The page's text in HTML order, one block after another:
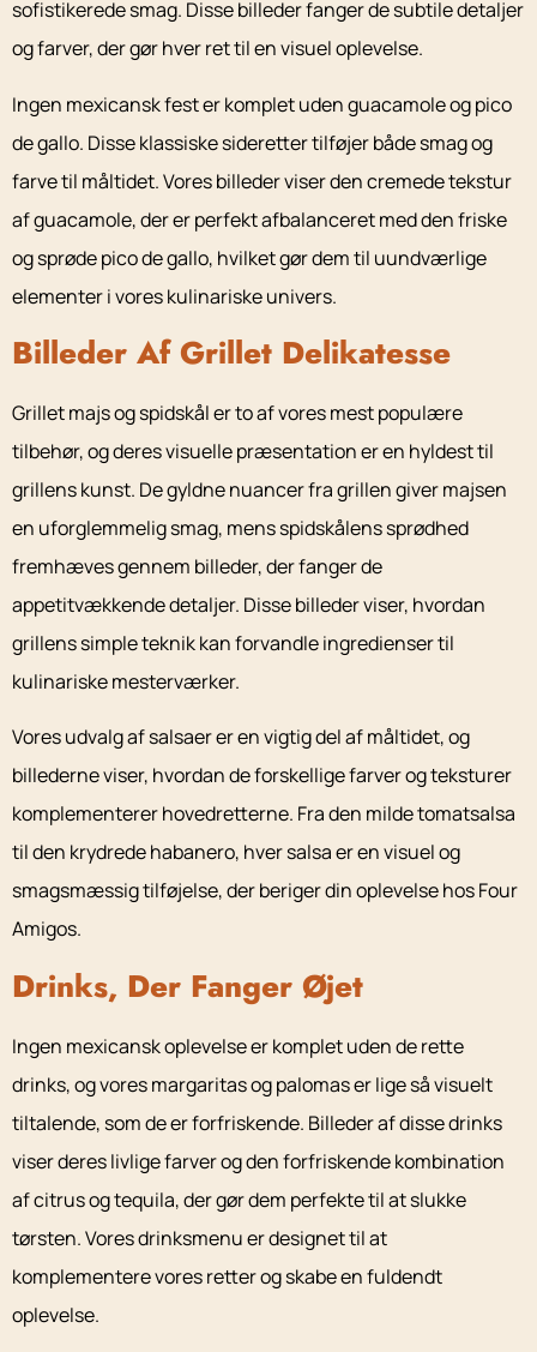
sofistikerede smag. Disse billeder fanger de subtile detaljer
og farver, der gør hver ret til en visuel oplevelse.
Ingen mexicansk fest er komplet uden guacamole og pico
de gallo. Disse klassiske sideretter tilføjer både smag og
farve til måltidet. Vores billeder viser den cremede tekstur
af guacamole, der er perfekt afbalanceret med den friske
og sprøde pico de gallo, hvilket gør dem til uundværlige
elementer i vores kulinariske univers.
Billeder Af Grillet Delikatesse
Grillet majs og spidskål er to af vores mest populære
tilbehør, og deres visuelle præsentation er en hyldest til
grillens kunst. De gyldne nuancer fra grillen giver majsen
en uforglemmelig smag, mens spidskålens sprødhed
fremhæves gennem billeder, der fanger de
appetitvækkende detaljer. Disse billeder viser, hvordan
grillens simple teknik kan forvandle ingredienser til
kulinariske mesterværker.
Vores udvalg af salsaer er en vigtig del af måltidet, og
billederne viser, hvordan de forskellige farver og teksturer
komplementerer hovedretterne. Fra den milde tomatsalsa
til den krydrede habanero, hver salsa er en visuel og
smagsmæssig tilføjelse, der beriger din oplevelse hos Four
Amigos.
Drinks, Der Fanger Øjet
Ingen mexicansk oplevelse er komplet uden de rette
drinks, og vores margaritas og palomas er lige så visuelt
tiltalende, som de er forfriskende. Billeder af disse drinks
viser deres livlige farver og den forfriskende kombination
af citrus og tequila, der gør dem perfekte til at slukke
tørsten. Vores drinksmenu er designet til at
komplementere vores retter og skabe en fuldendt
oplevelse.